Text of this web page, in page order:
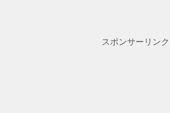
スポンサーリンク